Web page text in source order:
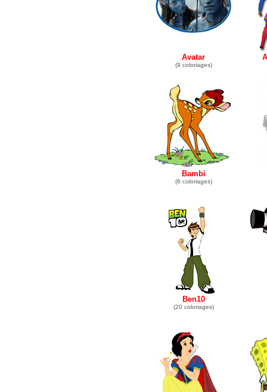
Avatar
(9 coloriages)
Bambi
(6 coloriages)
Ben10
(20 coloriages)